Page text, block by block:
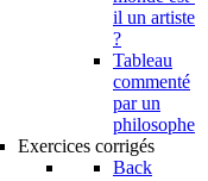
il un artiste
?
Tableau
commenté
par un
philosophe
Exercices corrigés
Back